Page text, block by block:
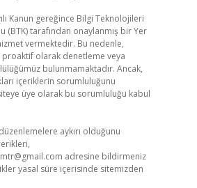
Kanun gereğince Bilgi Teknolojileri
(BTK) tarafından onaylanmış bir Yer
vermektedir. Bu nedenle,
olarak denetleme veya
bulunmamaktadır. Ancak,
içeriklerin sorumluluğunu
üye olarak bu sorumluluğu kabul
aykırı olduğunu
adresine bildirmeniz
yasal süre içerisinde sitemizden